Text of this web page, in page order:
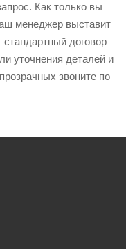
Как только вы
менеджер выставит
стандартный договор
уточнения деталей и
звоните по